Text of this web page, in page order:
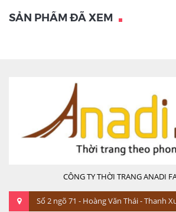
SẢN PHẨM ĐÃ XEM
CÔNG TY THỜI TRANG ANADI
Số 2 ngõ 71 - Hoàng Văn Thái - Thanh